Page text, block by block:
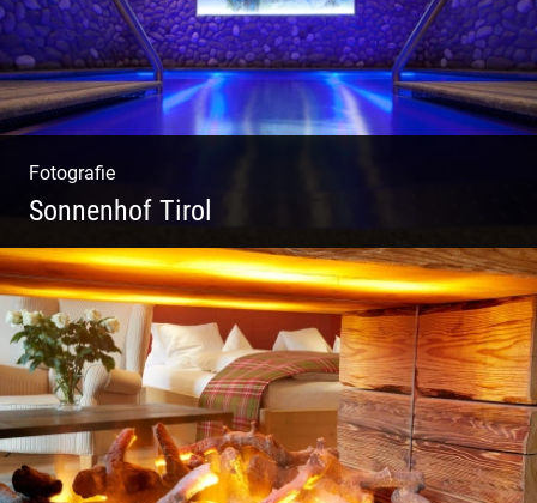
Fotografie
Sonnenhof Tirol
Freundliches Team | Moderne Zimmer |
Luxuriöser Spa | Coole Köche